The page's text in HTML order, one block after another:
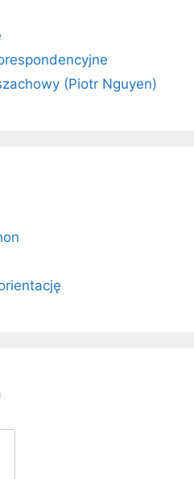
(Piotr Nguyen)